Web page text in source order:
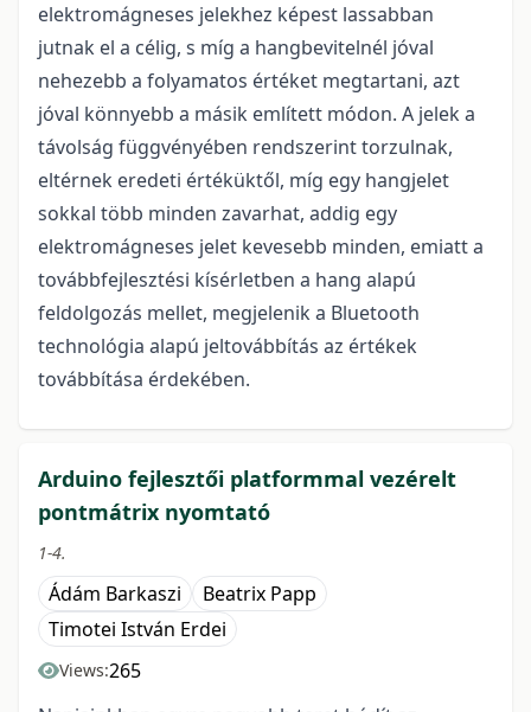
elektromágneses jelekhez képest lassabban
jutnak el a célig, s míg a hangbevitelnél jóval
nehezebb a folyamatos értéket megtartani, azt
jóval könnyebb a másik említett módon. A jelek a
távolság függvényében rendszerint torzulnak,
eltérnek eredeti értéküktől, míg egy hangjelet
sokkal több minden zavarhat, addig egy
elektromágneses jelet kevesebb minden, emiatt a
továbbfejlesztési kísérletben a hang alapú
feldolgozás mellet, megjelenik a Bluetooth
technológia alapú jeltovábbítás az értékek
továbbítása érdekében.
Arduino fejlesztői platformmal vezérelt
pontmátrix nyomtató
1-4.
Ádám Barkaszi
Beatrix Papp
Timotei István Erdei
Views:265